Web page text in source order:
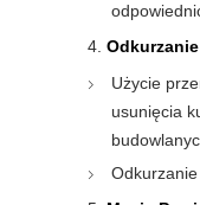
Użycie
usunięcia
Odkurzanie